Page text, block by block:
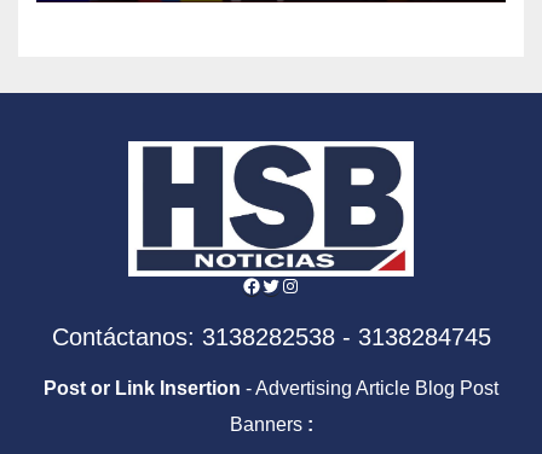
Facebook
Twitter
Instagram
Contáctanos: 3138282538 - 3138284745
Post or Link Insertion - Advertising Article Blog Post
Banners :